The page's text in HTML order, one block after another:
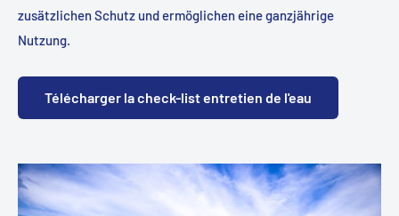
zusätzlichen Schutz und ermöglichen eine ganzjährige
Nutzung.
Télécharger la check-list entretien de l'eau